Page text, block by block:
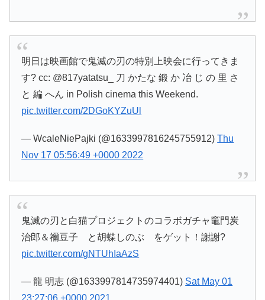
明日は映画館で鬼滅の刃の特別上映会に行ってきま
す? cc: @817yatatsu_ 刀 かたな 鍛 か 冶 じ の 里 さ
と 編 へん in Polish cinema this Weekend.
pic.twitter.com/2DGoKYZuUl
— WcaleNiePajki (@1633997816245755912)Thu
Nov 17 05:56:49 +0000 2022
鬼滅の刃と白猫プロジェクトのコラボガチャ竈門炭
治郎＆禰豆子 と胡蝶しのぶ をゲット！謝謝?
pic.twitter.com/gNTUhIaAzS
— 龍 明志 (@1633997814735974401) Sat May 01
23:27:06 +0000 2021